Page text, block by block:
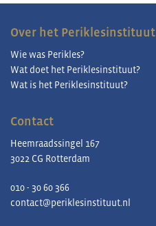
Over het Periklesinstituut
Wie was Perikles?
Wat doet het Periklesinstituut?
Wat is het Periklesinstituut?
Contact
Heemraadssingel 167
3022 CG Rotterdam
010 - 30 60 366
contact@periklesinstituut.nl